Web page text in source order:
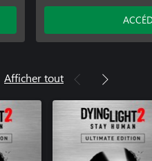
Dying Light 2 -
Dying Light – Pack
Be the Zombie
Pack As de la
Pack Harran le
Retrowave bundle
Dying Light – Pack
The Bozak Horde
Afficher tout